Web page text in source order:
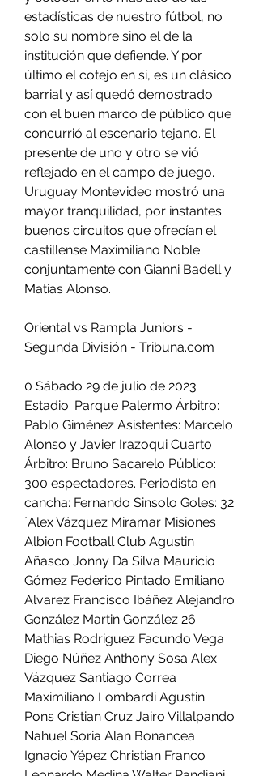
estadísticas de nuestro fútbol, no
solo su nombre sino el de la
institución que defiende. Y por
último el cotejo en si, es un clásico
barrial y así quedó demostrado
con el buen marco de público que
concurrió al escenario tejano. El
presente de uno y otro se vió
reflejado en el campo de juego.
Uruguay Montevideo mostró una
mayor tranquilidad, por instantes
buenos circuitos que ofrecían el
castillense Maximiliano Noble
conjuntamente con Gianni Badell y
Matias Alonso.
Oriental vs Rampla Juniors -
Segunda División - Tribuna.com
0 Sábado 29 de julio de 2023
Estadio: Parque Palermo Árbitro:
Pablo Giménez Asistentes: Marcelo
Alonso y Javier Irazoqui Cuarto
Árbitro: Bruno Sacarelo Público:
300 espectadores. Periodista en
cancha: Fernando Sinsolo Goles: 32
´Alex Vázquez Miramar Misiones
Albion Football Club Agustin
Añasco Jonny Da Silva Mauricio
Gómez Federico Pintado Emiliano
Alvarez Francisco Ibáñez Alejandro
González Martin González 26
Mathias Rodriguez Facundo Vega
Diego Núñez Anthony Sosa Alex
Vázquez Santiago Correa
Maximiliano Lombardi Agustin
Pons Cristian Cruz Jairo Villalpando
Nahuel Soria Alan Bonancea
Ignacio Yépez Christian Franco